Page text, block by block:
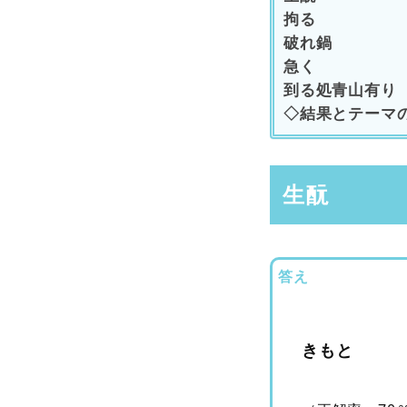
拘る
破れ鍋
急く
到る処青山有り
◇結果とテーマ
生酛
答え
きもと